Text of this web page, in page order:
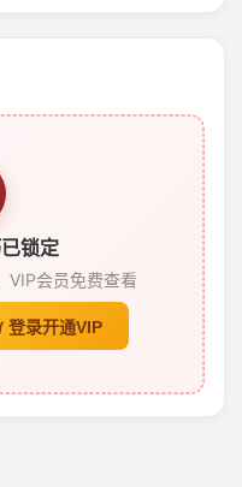
锁定
VIP会员免费查看
登录开通VIP